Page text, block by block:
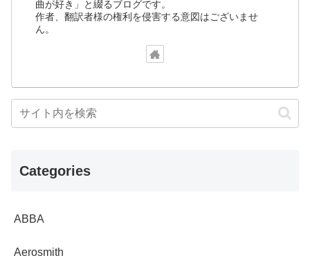
曲が好き」と綴るブログです。
作者、翻訳者様の権利を侵害する意図はございませ
ん。
Categories
ABBA
Aerosmith